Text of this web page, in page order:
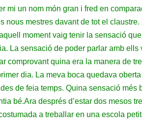
mi un nom món gran i fred en
mestres davant de tot el
moment vaig tenir la sensació
La sensació de poder parlar amb
comprovant quina era la manera de
dia. La meva boca quedava
de feia temps. Quina sensació més
bé.Ara després d’estar dos mesos
a treballar en una escola